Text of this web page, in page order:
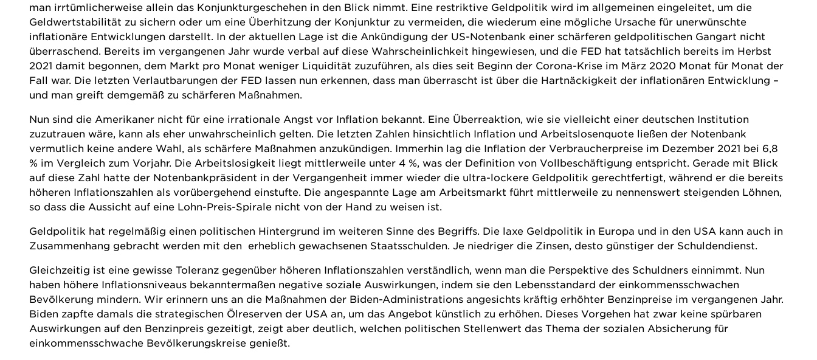
man irrtümlicherweise allein das Konjunkturgeschehen in den Blick nimmt. Eine restriktive Geldpolitik wird im allgemeinen eingeleitet, um die
Geldwertstabilität zu sichern oder um eine Überhitzung der Konjunktur zu vermeiden, die wiederum eine mögliche Ursache für unerwünschte
inflationäre Entwicklungen darstellt. In der aktuellen Lage ist die Ankündigung der US-Notenbank einer schärferen geldpolitischen Gangart nicht
überraschend. Bereits im vergangenen Jahr wurde verbal auf diese Wahrscheinlichkeit hingewiesen, und die FED hat tatsächlich bereits im Herbst
2021 damit begonnen, dem Markt pro Monat weniger Liquidität zuzuführen, als dies seit Beginn der Corona-Krise im März 2020 Monat für Monat der
Fall war. Die letzten Verlautbarungen der FED lassen nun erkennen, dass man überrascht ist über die Hartnäckigkeit der inflationären Entwicklung –
und man greift demgemäß zu schärferen Maßnahmen.
Nun sind die Amerikaner nicht für eine irrationale Angst vor Inflation bekannt. Eine Überreaktion, wie sie vielleicht einer deutschen Institution
zuzutrauen wäre, kann als eher unwahrscheinlich gelten. Die letzten Zahlen hinsichtlich Inflation und Arbeitslosenquote ließen der Notenbank
vermutlich keine andere Wahl, als schärfere Maßnahmen anzukündigen. Immerhin lag die Inflation der Verbraucherpreise im Dezember 2021 bei 6,8
% im Vergleich zum Vorjahr. Die Arbeitslosigkeit liegt mittlerweile unter 4 %, was der Definition von Vollbeschäftigung entspricht. Gerade mit Blick
auf diese Zahl hatte der Notenbankpräsident in der Vergangenheit immer wieder die ultra-lockere Geldpolitik gerechtfertigt, während er die bereits
höheren Inflationszahlen als vorübergehend einstufte. Die angespannte Lage am Arbeitsmarkt führt mittlerweile zu nennenswert steigenden Löhnen,
so dass die Aussicht auf eine Lohn-Preis-Spirale nicht von der Hand zu weisen ist.
Geldpolitik hat regelmäßig einen politischen Hintergrund im weiteren Sinne des Begriffs. Die laxe Geldpolitik in Europa und in den USA kann auch in
Zusammenhang gebracht werden mit den erheblich gewachsenen Staatsschulden. Je niedriger die Zinsen, desto günstiger der Schuldendienst.
Gleichzeitig ist eine gewisse Toleranz gegenüber höheren Inflationszahlen verständlich, wenn man die Perspektive des Schuldners einnimmt. Nun
haben höhere Inflationsniveaus bekanntermaßen negative soziale Auswirkungen, indem sie den Lebensstandard der einkommensschwachen
Bevölkerung mindern. Wir erinnern uns an die Maßnahmen der Biden-Administrations angesichts kräftig erhöhter Benzinpreise im vergangenen Jahr.
Biden zapfte damals die strategischen Ölreserven der USA an, um das Angebot künstlich zu erhöhen. Dieses Vorgehen hat zwar keine spürbaren
Auswirkungen auf den Benzinpreis gezeitigt, zeigt aber deutlich, welchen politischen Stellenwert das Thema der sozialen Absicherung für
einkommensschwache Bevölkerungskreise genießt.